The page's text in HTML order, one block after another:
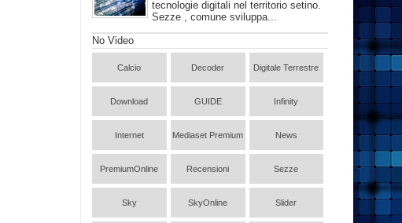
tecnologie digitali nel territorio setino.
Sezze , comune sviluppa...
No Video
Calcio Decoder Digitale Terrestre
Download GUIDE Infinity
Internet Mediaset Premium News
PremiumOnline Recensioni Sezze
Sky SkyOnline Slider